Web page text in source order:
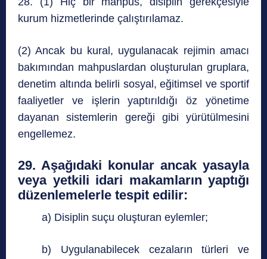
kurum hizmetlerinde çalıştırılamaz.
(2) Ancak bu kural, uygulanacak rejimin amacı
bakımından mahpuslardan oluşturulan gruplara,
denetim altında belirli sosyal, eğitimsel ve sportif
faaliyetler ve işlerin yaptırıldığı öz yönetime
dayanan sistemlerin gereği gibi yürütülmesini
engellemez.
29. Aşağıdaki konular ancak yasayla
veya yetkili idari makamların yaptığı
düzenlemelerle tespit edilir:
a) Disiplin suçu oluşturan eylemler;
b) Uygulanabilecek cezaların türleri ve